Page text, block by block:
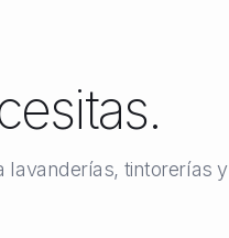
lavanderías, tintorerías y